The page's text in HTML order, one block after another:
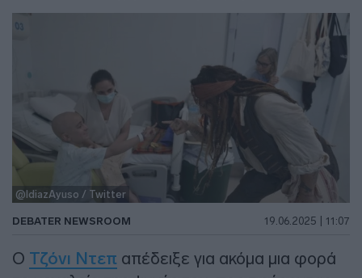
@IdiazAyuso / Twitter
DEBATER NEWSROOM 19.06.2025 | 11:07
Ο Τζόνι Ντεπ απέδειξε για ακόμα μια φορά